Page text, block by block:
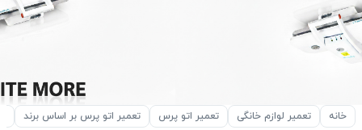
خانه تعمیر لوازم خانگی تعمیر اتو پرس تعمیر اتو پرس بر اساس برند